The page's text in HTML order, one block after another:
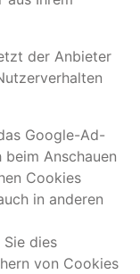
der Anbieter
Google-Ad-
Anschauen
Cookies
in anderen
dies
von Cookies